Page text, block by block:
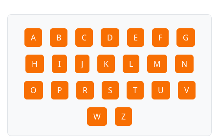
A B C D E F G
H I J K L M N
O P R S T U V
W Z